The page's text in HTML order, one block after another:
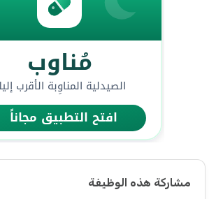
مشاركة هذه الوظيفة